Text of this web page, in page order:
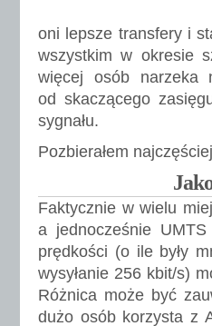
oni lepsze transfery i
wszystkim w okresie
więcej osób narzeka
od skaczącego
sygnału.
Pozbierałem
Faktycznie w wielu
a jednocześnie
prędkości (o ile były
wysyłanie 256 kbit/s)
Różnica może być
dużo osób korzysta z